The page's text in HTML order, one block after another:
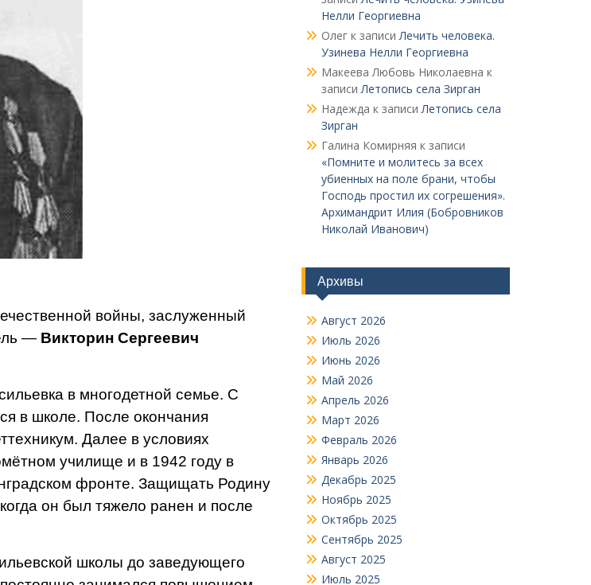
войны, заслуженный
— Викторин Сергеевич
в многодетной семье. С
в школе. После окончания
Далее в условиях
училище и в 1942 году в
фронте. Защищать Родину
он был тяжело ранен и после
шко­лы до заведующего
Нелли Георгиевна
Олегк записиЛечить человека.
Узинева Нелли Георгиевна
Макеева Любовь Николаевна к
записиЛетопись села Зирган
Надежда к записиЛетопись села
Зирган
Галина Комирняя к записи
«Помните и молитесь за всех
убиенных на поле брани, чтобы
Господь простил их согрешения».
Архимандрит Илия (Бобровников
Николай Иванович)
Архивы
Август 2026
Июль 2026
Июнь 2026
Май 2026
Апрель 2026
Март 2026
Февраль 2026
Январь 2026
Декабрь 2025
Ноябрь 2025
Октябрь 2025
Сентябрь 2025
Август 2025
Июль 2025